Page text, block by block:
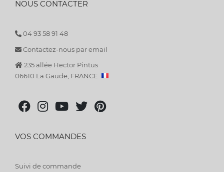
NOUS CONTACTER
04 93 58 91 48
Contactez-nous par email
235 allée Hector Pintus
06610 La Gaude, FRANCE
VOS COMMANDES
Suivi de commande